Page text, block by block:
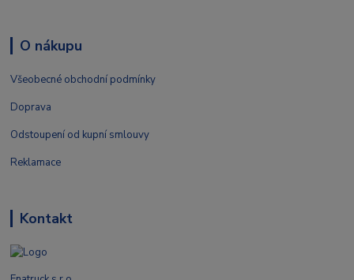
O nákupu
Všeobecné obchodní podmínky
Doprava
Odstoupení od kupní smlouvy
Reklamace
Kontakt